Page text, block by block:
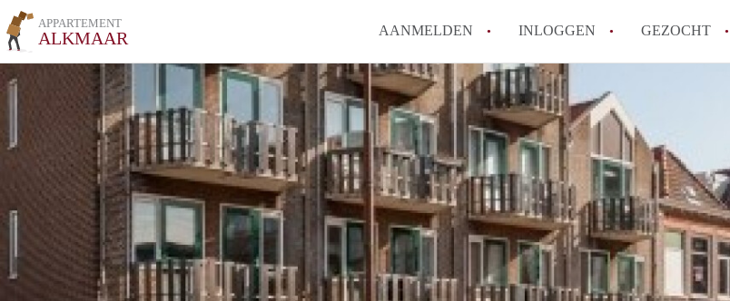
APPARTEMENT
ALKMAAR AANMELDEN INLOGGEN GEZOCHT
Tips: om in Alkmaar een
How to translate
Wat is
Wat is de
Berekent
makelaarsvergoeding/
Alle veelgestelde vragen